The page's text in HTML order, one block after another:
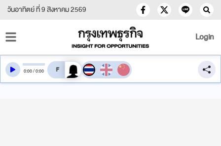
วันอาทิตย์ ที่ 9 สิงหาคม 2569
Login
0:00/0:00 สลับเสียงอ่าน